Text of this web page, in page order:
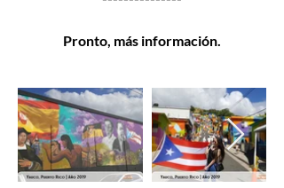
Pronto, más información.